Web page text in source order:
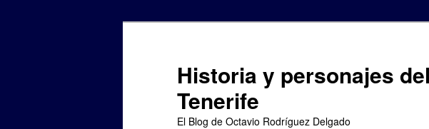
Historia y personajes
Tenerife
El Blog de Octavio Rodríguez Delgado